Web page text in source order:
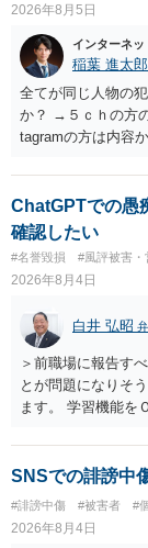
2026年8月5日
インターネ
稲葉 進太郎
全てが同じ人物の
か？ →５ｃｈの方
tagramの方は内容
いでしょう。７月
ても失敗する可能
合、相手に全ての
訴訟外の交渉で相
訴訟で判決となっ
められない場合が
ChatGPTでの愚
確認したい
#名誉毀損 #風評被害・
2026年8月4日
白井 弘昭
＞前職場に報告す
とが問題になりそ
ます。 学習機能を
する可能性があり
般論として抽象化
せんので、その情
誉棄損として、個
当たるとも思われ
SNSでの誹謗中
#誹謗中傷 #被害者 #
2026年8月4日